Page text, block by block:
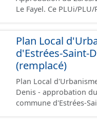
Le Fayel. Ce PLUi/PLU/POS/CC est numérisé conformément aux prescriptions
d'aménagement et les données
création de ces
et sont opposables
Plan Local
d'Estrées-Saint-
(remplacé)
Plan Local
Denis - approbation du 26/02/2020. Ce lot
commune d'Estrées-Saint-Denis. Ce PLUi/PLU/